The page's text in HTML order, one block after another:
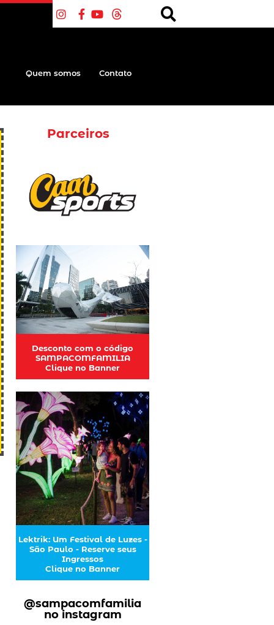
Quem somos Contato
Parceiros
Desconto com o código
SAMPACOMFAMILIA
Clique no Banner
Lektrik: Um Festival de Luzes -
São Paulo - Reserve seus
Ingressos
Clique no Banner
@sampacomfamilia
no instagram